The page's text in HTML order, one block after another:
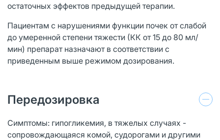
остаточных эффектов предыдущей терапии.
Пациентам с нарушениями функции почек от слабой
до умеренной степени тяжести (КК от 15 до 80 мл/
мин) препарат назначают в соответствии с
приведенным выше режимом дозирования.
Передозировка
Симптомы: гипогликемия, в тяжелых случаях -
сопровождающаяся комой, судорогами и другими